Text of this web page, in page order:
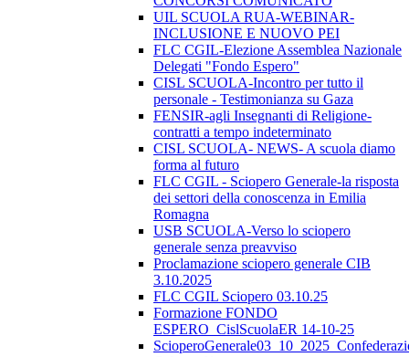
UIL SCUOLA RUA-WEBINAR-
INCLUSIONE E NUOVO PEI
FLC CGIL-Elezione Assemblea Nazionale
Delegati "Fondo Espero"
CISL SCUOLA-Incontro per tutto il
personale - Testimonianza su Gaza
FENSIR-agli Insegnanti di Religione-
contratti a tempo indeterminato
CISL SCUOLA- NEWS- A scuola diamo
forma al futuro
FLC CGIL - Sciopero Generale-la risposta
dei settori della conoscenza in Emilia
Romagna
USB SCUOLA-Verso lo sciopero
generale senza preavviso
Proclamazione sciopero generale CIB
3.10.2025
FLC CGIL Sciopero 03.10.25
Formazione FONDO
ESPERO_CislScuolaER 14-10-25